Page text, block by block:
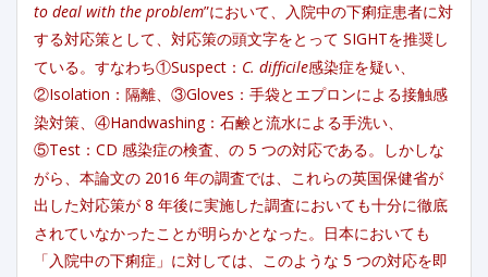
to deal with the problem”において、入院中の下痢症患者に対
する対応策として、対応策の頭文字をとって SIGHTを推奨し
ている。すなわち①Suspect： C. difficile感染症を疑い、
②Isolation：隔離、③Gloves：手袋とエプロンによる接触感
染対策、④Handwashing：石鹸と流水による手洗い、
⑤Test：CD 感染症の検査、の 5 つの対応である。しかしな
がら、本論文の 2016 年の調査では、これらの英国保健省が
出した対応策が 8 年後に実施した調査においても十分に徹底
されていなかったことが明らかとなった。日本においても
「入院中の下痢症」に対しては、このような 5 つの対応を即